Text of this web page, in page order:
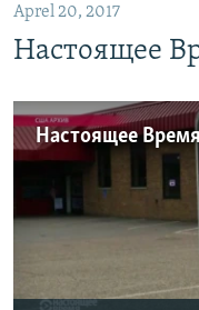
Aprel 20, 2017
Настоящее
Настоящее
No media